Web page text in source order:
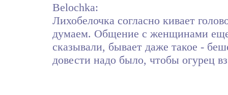
Belochka:
Лихобелочка согласно кивает
думаем. Общение с женщинами
сказывали, бывает даже такое -
довести надо было, чтобы огурец